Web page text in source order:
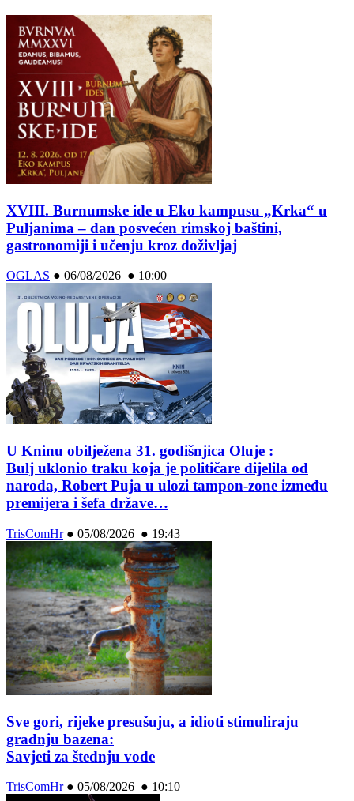
XVIII. Burnumske ide u Eko kampusu „Krka“ u
Puljanima – dan posvećen rimskoj baštini,
gastronomiji i učenju kroz doživljaj
OGLAS ● 06/08/2026 ● 10:00
U Kninu obilježena 31. godišnjica Oluje :
Bulj uklonio traku koja je političare dijelila od
naroda, Robert Puja u ulozi tampon-zone između
premijera i šefa države…
TrisComHr● 05/08/2026 ● 19:43
Sve gori, rijeke presušuju, a idioti stimuliraju
gradnju bazena:
Savjeti za štednju vode
TrisComHr● 05/08/2026 ● 10:10